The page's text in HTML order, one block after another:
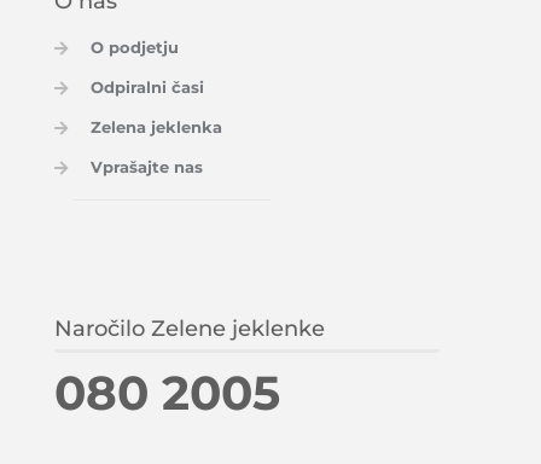
O podjetju
Odpiralni časi
Zelena jeklenka
Vprašajte nas
Naročilo Zelene jeklenke
080 2005